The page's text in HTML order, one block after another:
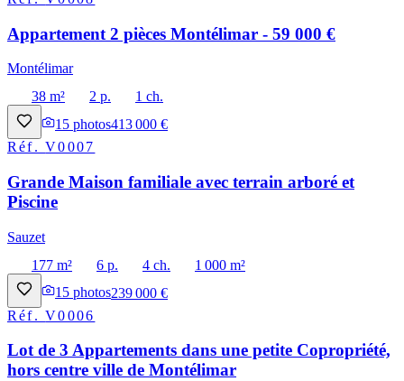
Appartement 2 pièces Montélimar - 59 000 €
Montélimar
38 m²
2 p.
1 ch.
15 photos413 000 €
Réf.V0007
Grande Maison familiale avec terrain arboré et
Piscine
Sauzet
177 m²
6 p. 4 ch.
1 000 m²
15 photos239 000 €
Réf.V0006
Lot de 3 Appartements dans une petite Copropriété,
hors centre ville de Montélimar